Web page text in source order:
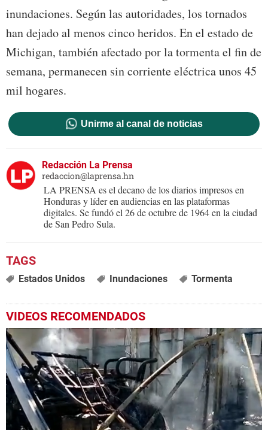
inundaciones. Según las autoridades, los tornados
han dejado al menos cinco heridos. En el estado de
Michigan, también afectado por la tormenta el fin de
semana, permanecen sin corriente eléctrica unos 45
mil hogares.
Unirme al canal de noticias
Redacción La Prensa
redaccion@laprensa.hn
LA PRENSA es el decano de los diarios impresos en
Honduras y líder en audiencias en las plataformas
digitales. Se fundó el 26 de octubre de 1964 en la ciudad
de San Pedro Sula.
Estados Unidos Inundaciones Tormenta
VIDEOS RECOMENDADOS